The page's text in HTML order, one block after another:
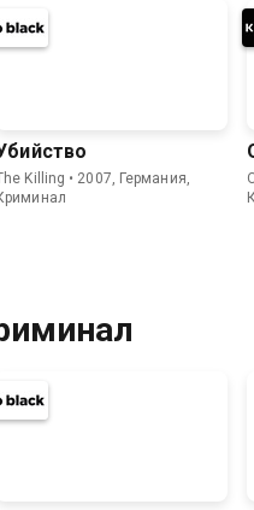
Killing • 2007, Германия,